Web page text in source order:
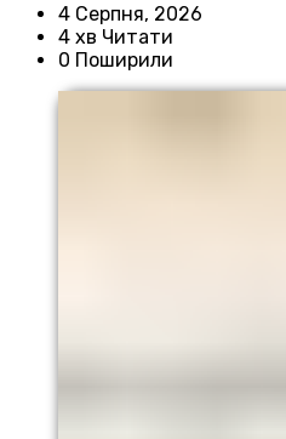
4 Серпня, 2026
4 хв Читати
0 Поширили